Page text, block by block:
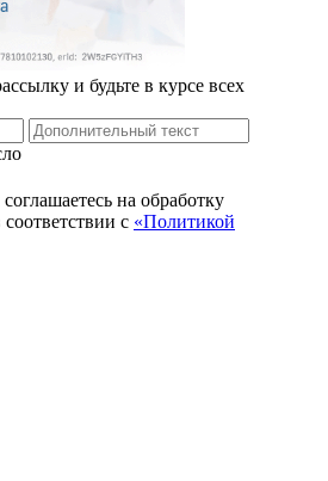
и будьте в курсе всех
на обработку
с «Политикой